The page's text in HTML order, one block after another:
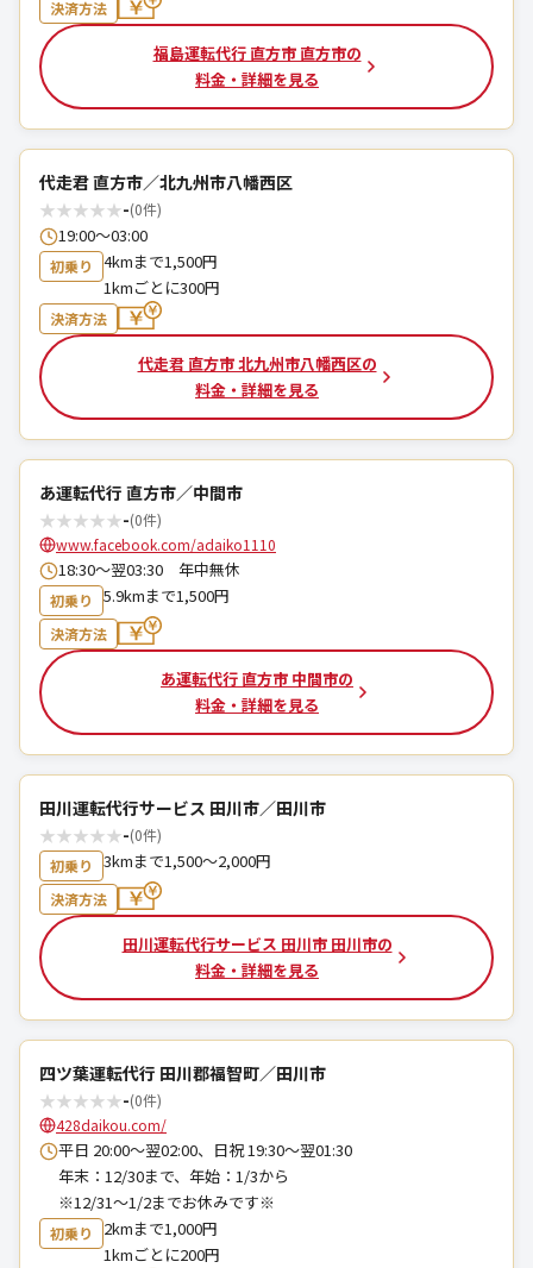
決済方法
福島運転代行 直方市 直方市の
料金・詳細を見る
代走君 直方市／北九州市八幡西区
★★★★★-(0件)
19:00〜03:00
初乗り
4kmまで1,500円
1kmごとに300円
決済方法
代走君 直方市 北九州市八幡西区の
料金・詳細を見る
あ運転代行 直方市／中間市
★★★★★-(0件)
www.facebook.com/adaiko1110
18:30～翌03:30 年中無休
初乗り 5.9kmまで1,500円
決済方法
あ運転代行 直方市 中間市の
料金・詳細を見る
田川運転代行サービス 田川市／田川市
★★★★★-(0件)
初乗り
3kmまで1,500～2,000円
決済方法
田川運転代行サービス 田川市 田川市の
料金・詳細を見る
四ツ葉運転代行 田川郡福智町／田川市
★★★★★-(0件)
428daikou.com/
平日 20:00～翌02:00、日祝 19:30～翌01:30
年末：12/30まで、年始：1/3から
※12/31～1/2までお休みです※
初乗り
2kmまで1,000円
1kmごとに200円